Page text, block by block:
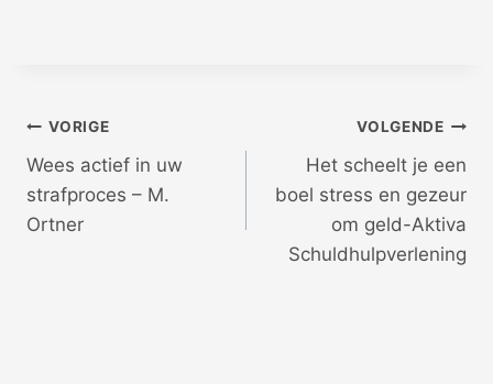
Bericht
navigatie
VORIGE
Wees actief in uw
strafproces – M.
Ortner
VOLGENDE
Het scheelt je een
boel stress en gezeur
om geld-Aktiva
Schuldhulpverlening